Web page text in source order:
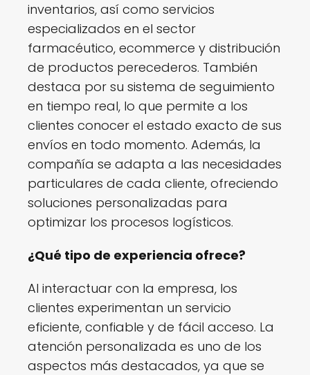
inventarios, así como servicios
especializados en el sector
farmacéutico, ecommerce y distribución
de productos perecederos. También
destaca por su sistema de seguimiento
en tiempo real, lo que permite a los
clientes conocer el estado exacto de sus
envíos en todo momento. Además, la
compañía se adapta a las necesidades
particulares de cada cliente, ofreciendo
soluciones personalizadas para
optimizar los procesos logísticos.
¿Qué tipo de experiencia ofrece?
Al interactuar con la empresa, los
clientes experimentan un servicio
eficiente, confiable y de fácil acceso. La
atención personalizada es uno de los
aspectos más destacados, ya que se